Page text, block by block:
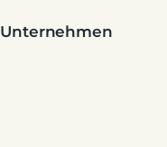
Unternehmen